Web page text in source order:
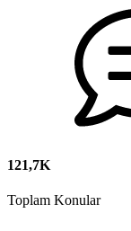
121,7K
Toplam Konular